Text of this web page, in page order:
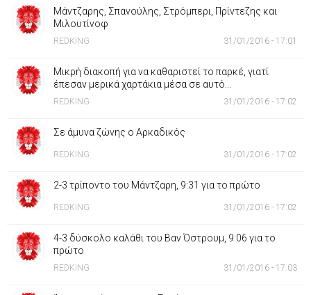
Μάντζαρης, Σπανούλης, Στρόμπερι, Πρίντεζης και
Μιλουτίνοφ
REDKING 31/01/2016 - 17:01
Μικρή διακοπή για να καθαριστεί το παρκέ, γιατί
έπεσαν μερικά χαρτάκια μέσα σε αυτό...
REDKING 31/01/2016 - 17:02
Σε άμυνα ζώνης ο Αρκαδικός
REDKING 31/01/2016 - 17:02
2-3 τρίποντο του Μάντζαρη, 9:31 για το πρώτο
REDKING 31/01/2016 - 17:02
4-3 δύσκολο καλάθι του Βαν Όστρουμ, 9:06 για το
πρώτο
REDKING 31/01/2016 - 17:03